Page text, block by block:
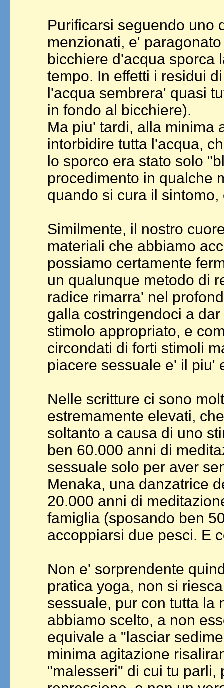
Purificarsi seguendo uno
menzionati, e'
bicchiere d'acqua sporca
tempo. In effetti i residui
l'acqua sembrera' quasi
in fondo al bicchiere).
Ma piu' tardi, alla minima
intorbidire tutta l'acqua,
lo sporco era stato solo
procedimento in qualche
quando si cura il
Similmente, il nostro
materiali che abbiamo
possiamo certamente
un qualunque metodo di
radice rimarra' nel
galla costringendoci a
stimolo appropriato, e
circondati di forti stimoli
piacere sessuale e' il piu'
Nelle scritture ci sono
estremamente elevati,
soltanto a causa di uno
ben 60.000 anni di
sessuale solo per aver
Menaka, una danzatrice
20.000 anni di
famiglia (sposando ben
accoppiarsi due pesci. E
Non e' sorprendente
pratica yoga, non si
sessuale, pur con tutta la
abbiamo scelto, a non
equivale a "lasciar
minima agitazione
"malesseri" di cui tu parli,